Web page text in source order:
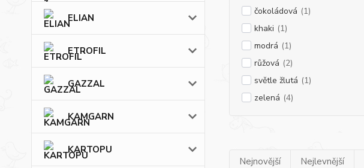
ELIAN
ETROFIL
GAZZAL
KAMGARN
KARTOPU
čokoládová (1)
khaki (1)
modrá (1)
růžová (2)
světle žlutá (1)
zelená (4)
Nejnovější Nejlevnější